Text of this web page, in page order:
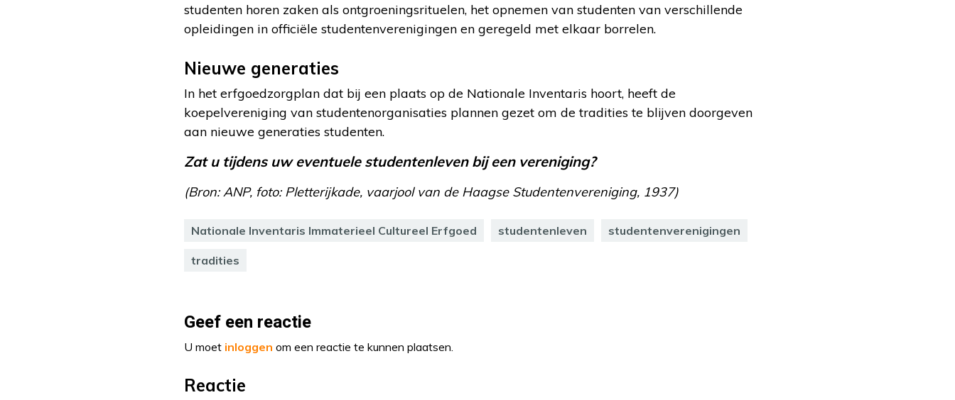
studenten horen zaken als ontgroeningsrituelen, het opnemen van studenten van verschillende
opleidingen in officiële studentenverenigingen en geregeld met elkaar borrelen.
Nieuwe generaties
In het erfgoedzorgplan dat bij een plaats op de Nationale Inventaris hoort, heeft de
koepelvereniging van studentenorganisaties plannen gezet om de tradities te blijven doorgeven
aan nieuwe generaties studenten.
Zat u tijdens uw eventuele studentenleven bij een vereniging?
(Bron: ANP, foto: Pletterijkade, vaarjool van de Haagse Studentenvereniging, 1937)
Nationale Inventaris Immaterieel Cultureel Erfgoed studentenleven studentenverenigingen
tradities
Geef een reactie
U moet inloggen om een reactie te kunnen plaatsen.
Reactie